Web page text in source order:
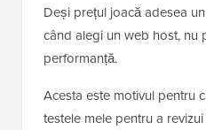
Deși prețul joacă adesea
când alegi un web host, nu
performanță.
Acesta este motivul pentru
testele mele pentru a